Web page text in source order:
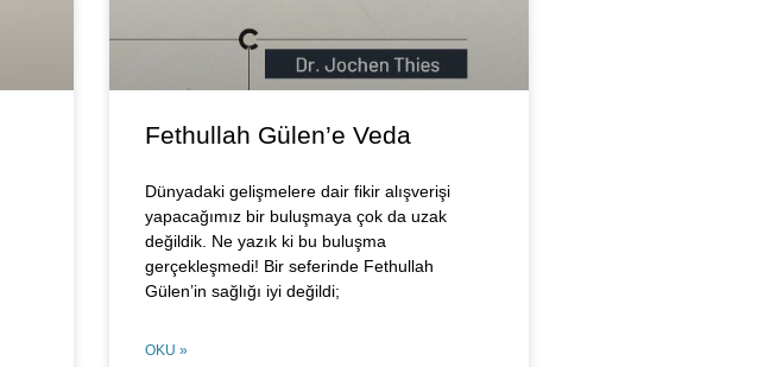
Fethullah Gülen’e Veda
Dünyadaki gelişmelere dair fikir alışverişi
yapacağımız bir buluşmaya çok da uzak
değildik. Ne yazık ki bu buluşma
gerçekleşmedi! Bir seferinde Fethullah
Gülen’in sağlığı iyi değildi;
OKU »